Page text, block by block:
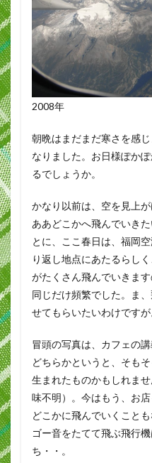
2008年
朝晩はまだまだ寒さを感
なりました。お日様ぽか
るでしょうか。
かなり以前は、空を見上
ああどこかへ飛んでいき
とに、ここ春日は、福岡
り返し地点にあたるらし
がたくさん飛んでいきま
同じだけ頻繁でした。ま
せてもらいたいわけですが
冒頭の写真は、カフェの
どちらかというと、そも
生まれたものかもしれま
味不明）。今はもう、お
どこかに飛んでいくこと
ゴー音をたてて飛ぶ飛行
ち・・。